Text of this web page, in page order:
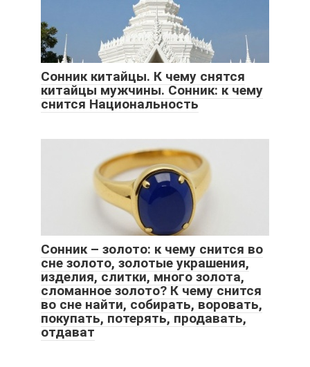
Сонник китайцы. К чему снятся
китайцы мужчины. Сонник: к чему
снится Национальность
Сонник – золото: к чему снится во
сне золото, золотые украшения,
изделия, слитки, много золота,
сломанное золото? К чему снится
во сне найти, собирать, воровать,
покупать, потерять, продавать,
отдават